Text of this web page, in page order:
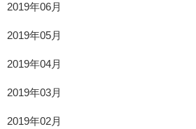
2019年06月
2019年05月
2019年04月
2019年03月
2019年02月